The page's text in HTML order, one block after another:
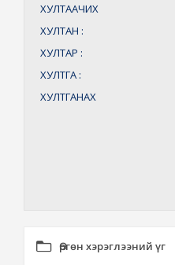
ХУЛТААЧИХ
ХУЛТАН :
ХУЛТАР :
ХУЛТГА :
ХУЛТГАНАХ
Өргөн хэрэглээний үг